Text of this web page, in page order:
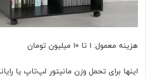
هزینه معمول: ۱ تا ۱۰ میلیون تومان
اینها برای تحمل وزن مانیتور لپ‌تاپ یا